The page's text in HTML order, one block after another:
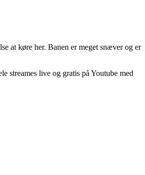
at køre her. Banen er meget snæver og er
streames live og gratis på Youtube med